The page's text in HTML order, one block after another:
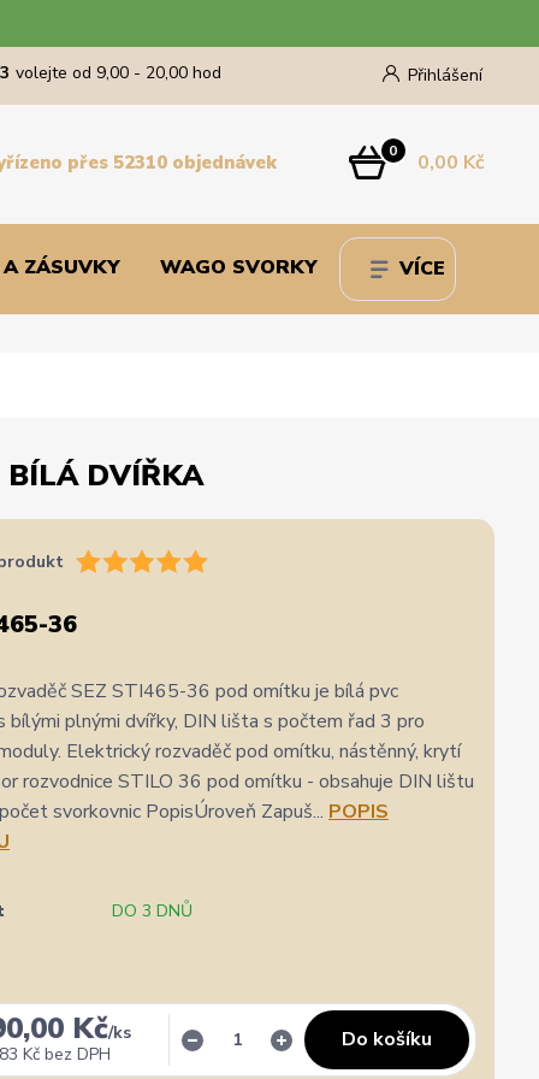
Přihlášení
volejte od 9,00 - 20,00 hod
0 0,00 Kč
přes 52310 objednávek
ZÁSUVKY WAGO SVORKY VÍCE
BÍLÁ DVÍŘKA
36
SEZ STI465-36 pod omítku je bílá pvc
bílými plnými dvířky, DIN lišta s počtem řad 3 pro
Elektrický rozvaděč pod omítku, nástěnný, krytí
rozvodnice STILO 36 pod omítku - obsahuje DIN lištu
svorkovnic PopisÚroveň Zapuš... POPIS
DO 3 DNŮ
Kč/ks
Kč bez DPH
Do košíku